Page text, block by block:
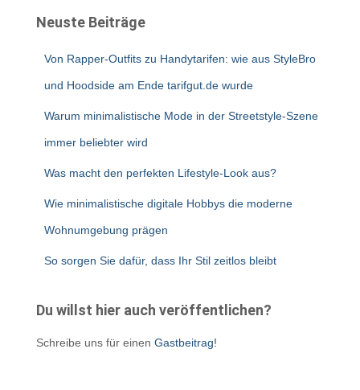
Neuste Beiträge
Von Rapper-Outfits zu Handytarifen: wie aus StyleBro
und Hoodside am Ende tarifgut.de wurde
Warum minimalistische Mode in der Streetstyle-Szene
immer beliebter wird
Was macht den perfekten Lifestyle-Look aus?
Wie minimalistische digitale Hobbys die moderne
Wohnumgebung prägen
So sorgen Sie dafür, dass Ihr Stil zeitlos bleibt
Du willst hier auch veröffentlichen?
Schreibe uns für einen Gastbeitrag!